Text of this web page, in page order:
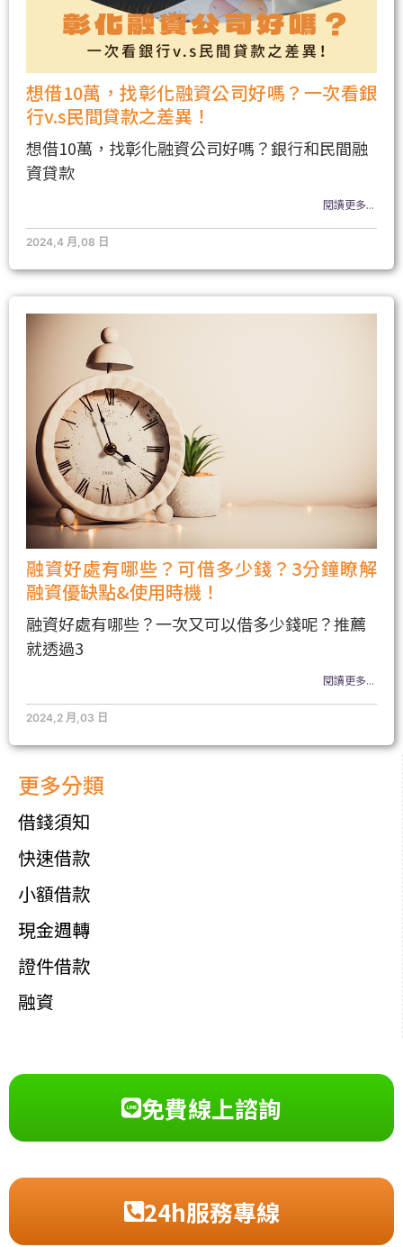
更多分類
借錢須知
快速借款
小額借款
現金週轉
證件借款
融資
想借10萬，找彰化融資公司好嗎？一次看銀
行v.s民間貸款之差異！
想借10萬，找彰化融資公司好嗎？銀行和民間融
資貸款
閱讀更多...
2024,4 月,08 日
融資好處有哪些？可借多少錢？3分鐘瞭解
融資優缺點&使用時機！
融資好處有哪些？一次又可以借多少錢呢？推薦
就透過3
閱讀更多...
2024,2 月,03 日
免費線上諮詢
24h服務專線